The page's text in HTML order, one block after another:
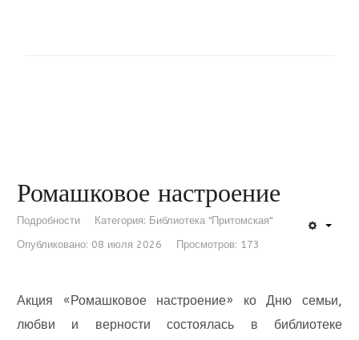
Ромашковое настроение
Подробности Категория: Библиотека "Притомская"
Опубликовано: 08 июля 2026
Просмотров: 173
Акция «Ромашковое настроение» ко Дню семьи,
любви и верности состоялась в библиотеке